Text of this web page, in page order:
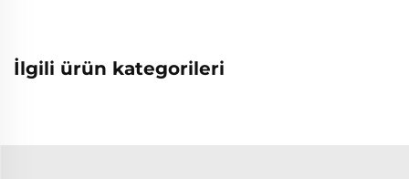
İlgili ürün kategorileri